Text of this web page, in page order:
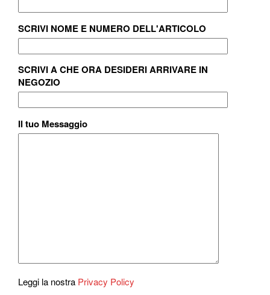
SCRIVI NOME E NUMERO DELL'ARTICOLO
SCRIVI A CHE ORA DESIDERI ARRIVARE IN
NEGOZIO
Il tuo Messaggio
Leggi la nostra Privacy Policy